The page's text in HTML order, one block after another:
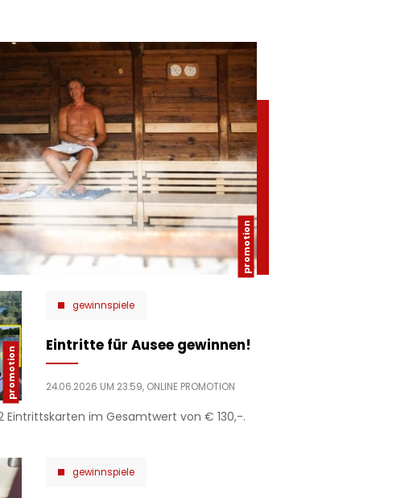
gewinnspiele
Eintritte für Ausee gewinnen!
24.06.2026 UM 23:59, ONLINE PROMOTION
Eintrittskarten im Gesamtwert von € 130,-.
gewinnspiele